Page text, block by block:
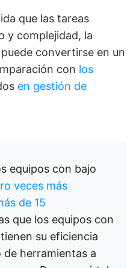
que las tareas
y complejidad, la
convertirse en un
con los
en gestión de
equipos con bajo
veces más
de 15
que los equipos con
su eficiencia
herramientas a